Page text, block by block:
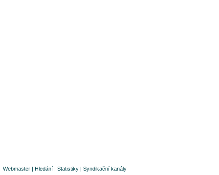
Webmaster | Hledání | Statistiky | Syndikační kanály